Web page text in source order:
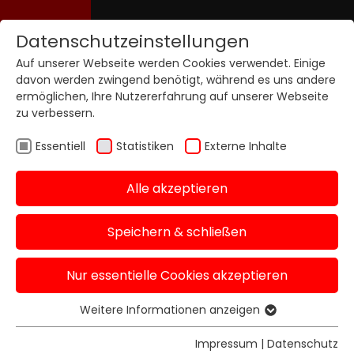
Datenschutzeinstellungen
Auf unserer Webseite werden Cookies verwendet. Einige
davon werden zwingend benötigt, während es uns andere
ermöglichen, Ihre Nutzererfahrung auf unserer Webseite
zu verbessern.
Essentiell Statistiken Externe Inhalte
Alle akzeptieren
Speichern & schließen
Nur essentielle Cookies akzeptieren
Essentiell
Essentielle Cookies werden für grundlegende
Weitere Informationen anzeigen
Impressum | Datenschutz